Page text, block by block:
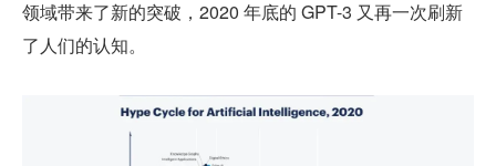
领域带来了新的突破，2020 年底的 GPT-3 又再一次刷新
了人们的认知。